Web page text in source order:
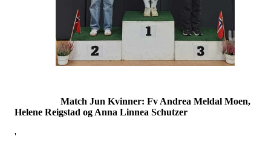
Match Jun Kvinner: Fv Andrea Meldal Moen,
Helene Reigstad og Anna Linnea Schutzer
'